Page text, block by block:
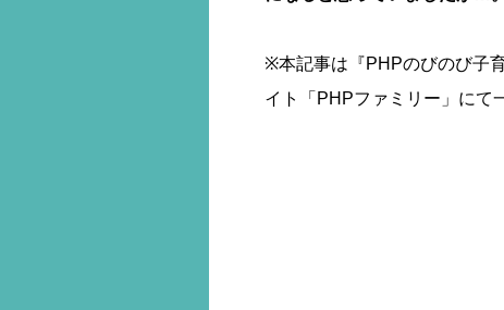
※本記事は『PHPのびのび子
イト「PHPファミリー」にて